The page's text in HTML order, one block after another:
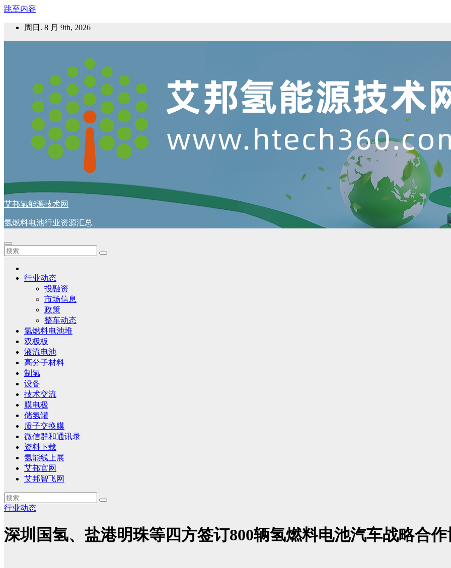
跳至内容
周日. 8 月 9th, 2026
艾邦氢能源技术网
氢燃料电池行业资源汇总
行业动态
投融资
市场信息
政策
整车动态
氢燃料电池堆
双极板
液流电池
高分子材料
制氢
设备
技术交流
膜电极
储氢罐
质子交换膜
微信群和通讯录
资料下载
氢能线上展
艾邦官网
艾邦智飞网
行业动态
深圳国氢、盐港明珠等四方签订800辆氢燃料电池汽车战略合